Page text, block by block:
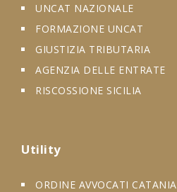
UNCAT NAZIONALE
FORMAZIONE UNCAT
GIUSTIZIA TRIBUTARIA
AGENZIA DELLE ENTRATE
RISCOSSIONE SICILIA
Utility
ORDINE AVVOCATI CATANIA